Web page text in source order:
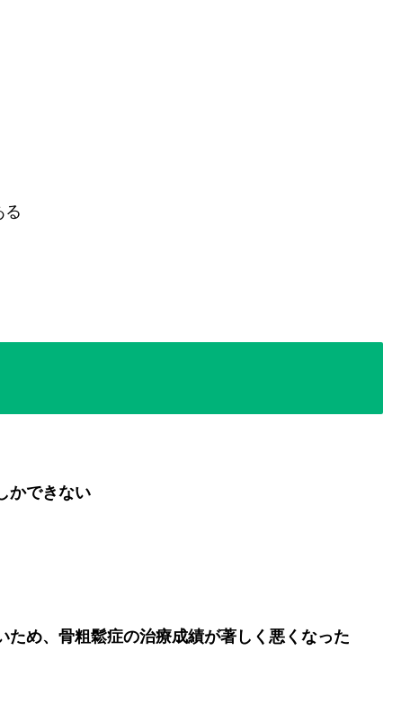
る
かできない
め、骨粗鬆症の治療成績が著しく悪くなった